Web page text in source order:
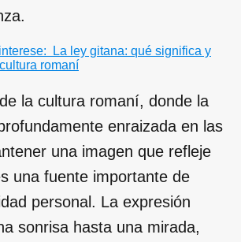
La ley gitana: qué significa y
romaní
la cultura romaní, donde la
enraizada en las
una imagen que refleje
una fuente importante de
personal. La expresión
sonrisa hasta una mirada,